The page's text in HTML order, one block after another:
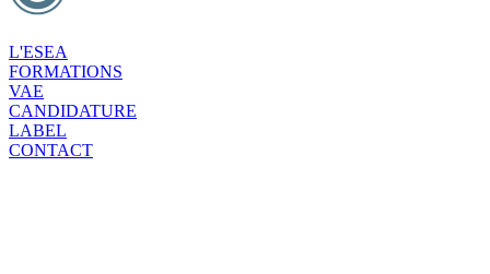
L'ESEA
FORMATIONS
VAE
CANDIDATURE
LABEL
CONTACT